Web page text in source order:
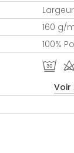
160 g/
100%
R
Voir